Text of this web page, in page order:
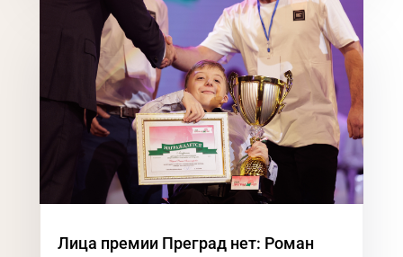
Лица премии Преград нет: Роман